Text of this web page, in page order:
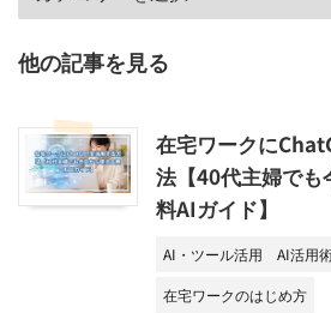
他の記事を見る
在宅ワークに
法【40代主婦でも
料AIガイド】
AI・ツール活用 AI活用
在宅ワークのはじめ方